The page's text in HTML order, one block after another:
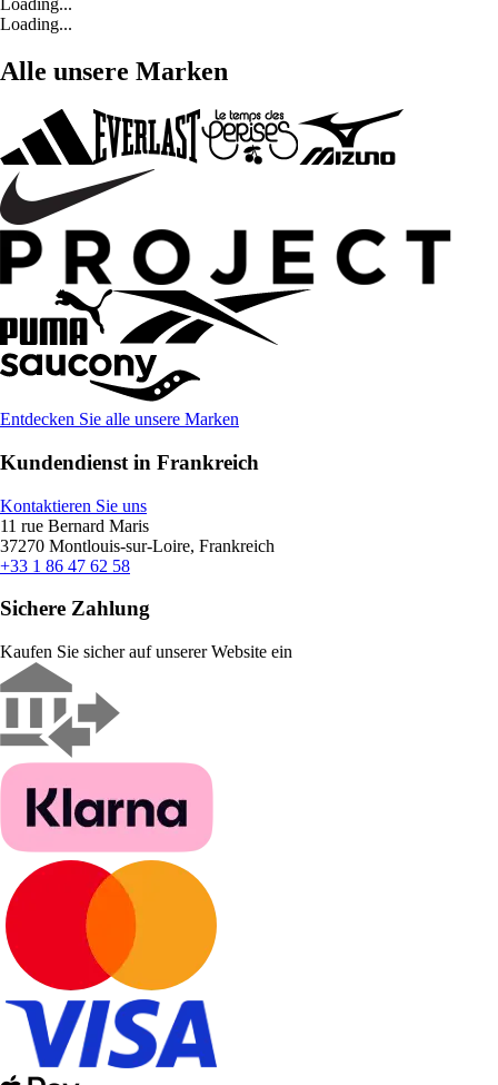
Loading...
Loading...
Alle unsere Marken
Entdecken Sie alle unsere Marken
Kundendienst in Frankreich
Kontaktieren Sie uns
11 rue Bernard Maris
37270 Montlouis-sur-Loire, Frankreich
+33 1 86 47 62 58
Sichere Zahlung
Kaufen Sie sicher auf unserer Website ein